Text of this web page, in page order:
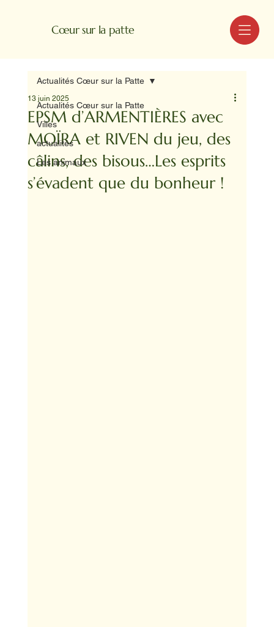
Cœur sur la patte MENU
Actualités Cœur sur la Patte
Villes
actualités
Les animaux
Actualités Cœur sur la Patte
EPSM d’ARMENTIÈRES avec
MOÏRA et RIVEN du jeu, des
câlins, des bisous…Les esprits
s’évadent que du bonheur !
13 juin 2025